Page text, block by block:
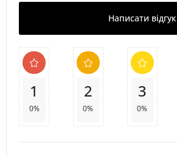
Написати відгук
1
0%
2
0%
3
0%